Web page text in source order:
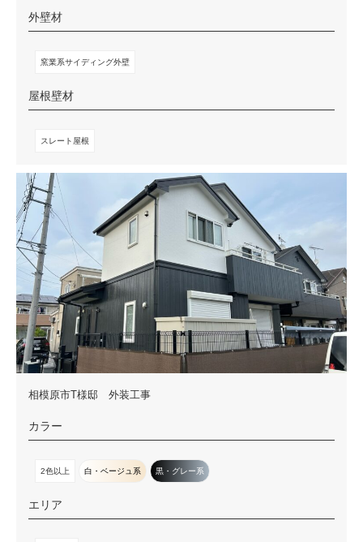
外壁材
窯業系サイディング外壁
屋根壁材
スレート屋根
相模原市T様邸 外装工事
カラー
2色以上 白・ベージュ系 黒・グレー系
エリア